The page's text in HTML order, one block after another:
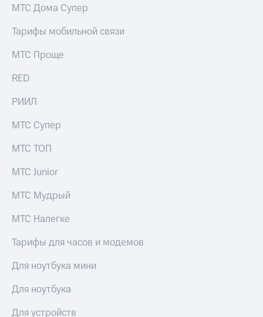
Описание
Программа
Порядок
выкупа
Описание
Уведомление
погашении
облигаций
Реквизиты
Контакты
развитие
деловая этика
На главную
МТС Дома Супер
Тарифы мобильной связи
МТС Проще
RED
РИИЛ
МТС Супер
МТС ТОП
МТС Junior
МТС Мудрый
МТС Налегке
Тарифы для часов и модемов
Для ноутбука мини
Для ноутбука
Для устройств